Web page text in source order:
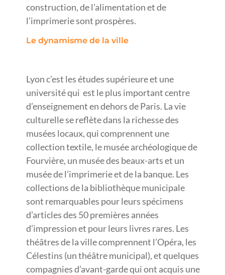
construction, de l’alimentation et de
l’imprimerie sont prospères.
Le dynamisme de la ville
Lyon c’est les études supérieure et une
université qui est le plus important centre
d’enseignement en dehors de Paris. La vie
culturelle se reflète dans la richesse des
musées locaux, qui comprennent une
collection textile, le musée archéologique de
Fourvière, un musée des beaux-arts et un
musée de l’imprimerie et de la banque. Les
collections de la bibliothèque municipale
sont remarquables pour leurs spécimens
d’articles des 50 premières années
d’impression et pour leurs livres rares. Les
théâtres de la ville comprennent l’Opéra, les
Célestins (un théâtre municipal), et quelques
compagnies d’avant-garde qui ont acquis une